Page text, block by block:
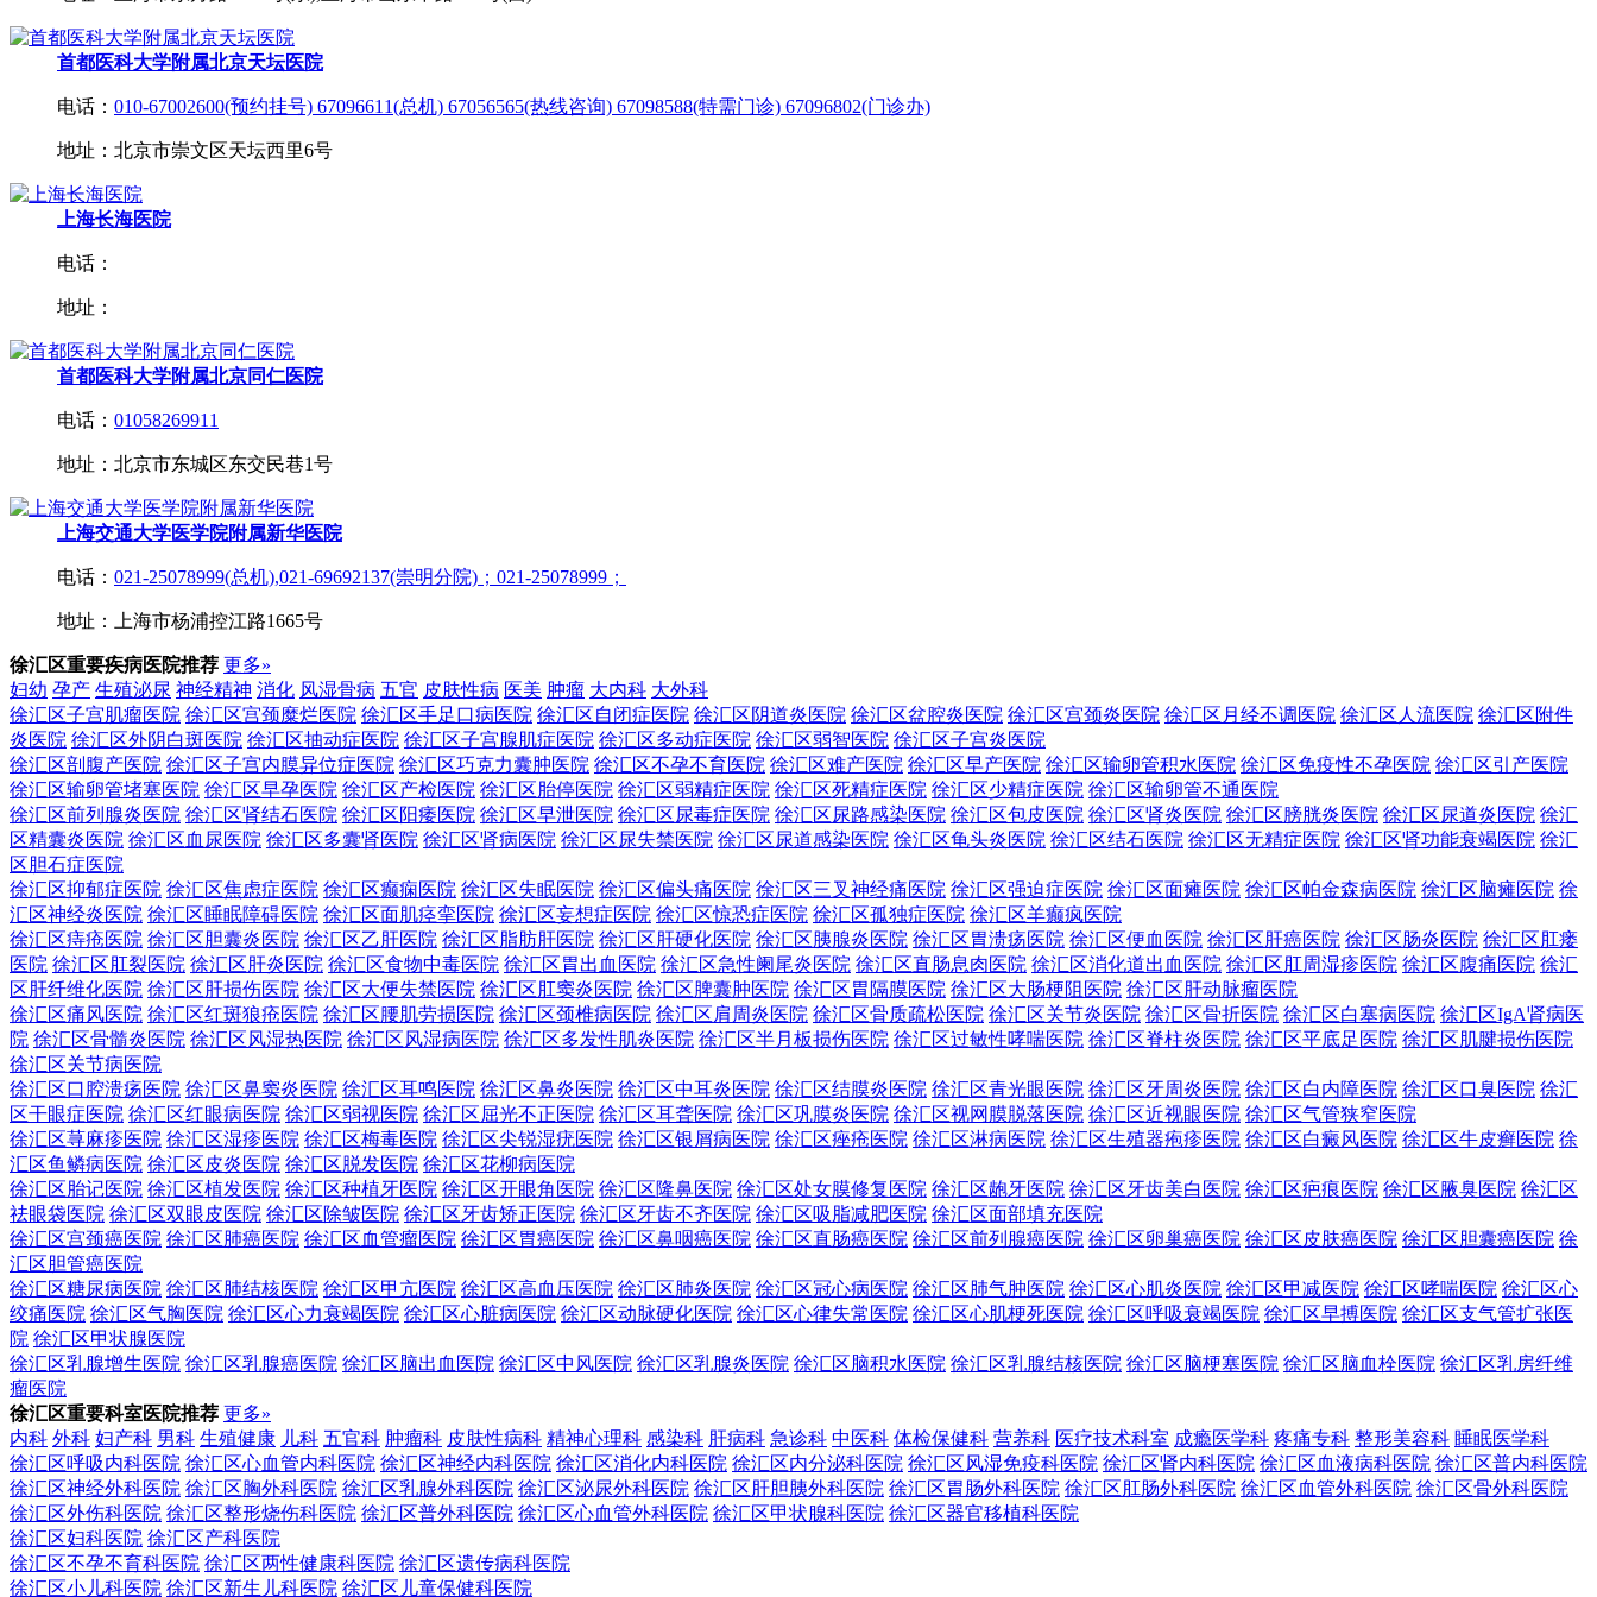
首都医科大学附属北京天坛医院
电话： 010-67002600(预约挂号) 67096611(总机) 67056565(热线咨询) 67098588(特需门诊) 67096802(门诊办)
地址：北京市崇文区天坛西里6号
上海长海医院
电话：
地址：
首都医科大学附属北京同仁医院
电话： 01058269911
地址：北京市东城区东交民巷1号
上海交通大学医学院附属新华医院
电话： 021-25078999(总机),021-69692137(崇明分院)；021-25078999；
地址：上海市杨浦控江路1665号
徐汇区重要疾病医院推荐 更多»
妇幼 孕产 生殖泌尿 神经精神 消化 风湿骨病 五官 皮肤性病 医美 肿瘤 大内科 大外科
徐汇区子宫肌瘤医院 徐汇区宫颈糜烂医院 徐汇区手足口病医院 徐汇区自闭症医院 徐汇区阴道炎医院 徐汇区盆腔炎医院 徐汇区宫颈炎医院 徐汇区月经不调医院 徐汇区人流医院 徐汇区附件
炎医院 徐汇区外阴白斑医院 徐汇区抽动症医院 徐汇区子宫腺肌症医院 徐汇区多动症医院 徐汇区弱智医院 徐汇区子宫炎医院
徐汇区剖腹产医院 徐汇区子宫内膜异位症医院 徐汇区巧克力囊肿医院 徐汇区不孕不育医院 徐汇区难产医院 徐汇区早产医院 徐汇区输卵管积水医院 徐汇区免疫性不孕医院 徐汇区引产医院
徐汇区输卵管堵塞医院 徐汇区早孕医院 徐汇区产检医院 徐汇区胎停医院 徐汇区弱精症医院 徐汇区死精症医院 徐汇区少精症医院 徐汇区输卵管不通医院
徐汇区前列腺炎医院 徐汇区肾结石医院 徐汇区阳痿医院 徐汇区早泄医院 徐汇区尿毒症医院 徐汇区尿路感染医院 徐汇区包皮医院 徐汇区肾炎医院 徐汇区膀胱炎医院 徐汇区尿道炎医院 徐汇
区精囊炎医院 徐汇区血尿医院 徐汇区多囊肾医院 徐汇区肾病医院 徐汇区尿失禁医院 徐汇区尿道感染医院 徐汇区龟头炎医院 徐汇区结石医院 徐汇区无精症医院 徐汇区肾功能衰竭医院 徐汇
区胆石症医院
徐汇区抑郁症医院 徐汇区焦虑症医院 徐汇区癫痫医院 徐汇区失眠医院 徐汇区偏头痛医院 徐汇区三叉神经痛医院 徐汇区强迫症医院 徐汇区面瘫医院 徐汇区帕金森病医院 徐汇区脑瘫医院 徐
汇区神经炎医院 徐汇区睡眠障碍医院 徐汇区面肌痉挛医院 徐汇区妄想症医院 徐汇区惊恐症医院 徐汇区孤独症医院 徐汇区羊癫疯医院
徐汇区痔疮医院 徐汇区胆囊炎医院 徐汇区乙肝医院 徐汇区脂肪肝医院 徐汇区肝硬化医院 徐汇区胰腺炎医院 徐汇区胃溃疡医院 徐汇区便血医院 徐汇区肝癌医院 徐汇区肠炎医院 徐汇区肛瘘
医院 徐汇区肛裂医院 徐汇区肝炎医院 徐汇区食物中毒医院 徐汇区胃出血医院 徐汇区急性阑尾炎医院 徐汇区直肠息肉医院 徐汇区消化道出血医院 徐汇区肛周湿疹医院 徐汇区腹痛医院 徐汇
区肝纤维化医院 徐汇区肝损伤医院 徐汇区大便失禁医院 徐汇区肛窦炎医院 徐汇区脾囊肿医院 徐汇区胃隔膜医院 徐汇区大肠梗阻医院 徐汇区肝动脉瘤医院
徐汇区痛风医院 徐汇区红斑狼疮医院 徐汇区腰肌劳损医院 徐汇区颈椎病医院 徐汇区肩周炎医院 徐汇区骨质疏松医院 徐汇区关节炎医院 徐汇区骨折医院 徐汇区白塞病医院 徐汇区IgA肾病医
院 徐汇区骨髓炎医院 徐汇区风湿热医院 徐汇区风湿病医院 徐汇区多发性肌炎医院 徐汇区半月板损伤医院 徐汇区过敏性哮喘医院 徐汇区脊柱炎医院 徐汇区平底足医院 徐汇区肌腱损伤医院
徐汇区关节病医院
徐汇区口腔溃疡医院 徐汇区鼻窦炎医院 徐汇区耳鸣医院 徐汇区鼻炎医院 徐汇区中耳炎医院 徐汇区结膜炎医院 徐汇区青光眼医院 徐汇区牙周炎医院 徐汇区白内障医院 徐汇区口臭医院 徐汇
区干眼症医院 徐汇区红眼病医院 徐汇区弱视医院 徐汇区屈光不正医院 徐汇区耳聋医院 徐汇区巩膜炎医院 徐汇区视网膜脱落医院 徐汇区近视眼医院 徐汇区气管狭窄医院
徐汇区荨麻疹医院 徐汇区湿疹医院 徐汇区梅毒医院 徐汇区尖锐湿疣医院 徐汇区银屑病医院 徐汇区痤疮医院 徐汇区淋病医院 徐汇区生殖器疱疹医院 徐汇区白癜风医院 徐汇区牛皮癣医院 徐
汇区鱼鳞病医院 徐汇区皮炎医院 徐汇区脱发医院 徐汇区花柳病医院
徐汇区胎记医院 徐汇区植发医院 徐汇区种植牙医院 徐汇区开眼角医院 徐汇区隆鼻医院 徐汇区处女膜修复医院 徐汇区龅牙医院 徐汇区牙齿美白医院 徐汇区疤痕医院 徐汇区腋臭医院 徐汇区
祛眼袋医院 徐汇区双眼皮医院 徐汇区除皱医院 徐汇区牙齿矫正医院 徐汇区牙齿不齐医院 徐汇区吸脂减肥医院 徐汇区面部填充医院
徐汇区宫颈癌医院 徐汇区肺癌医院 徐汇区血管瘤医院 徐汇区胃癌医院 徐汇区鼻咽癌医院 徐汇区直肠癌医院 徐汇区前列腺癌医院 徐汇区卵巢癌医院 徐汇区皮肤癌医院 徐汇区胆囊癌医院 徐
汇区胆管癌医院
徐汇区糖尿病医院 徐汇区肺结核医院 徐汇区甲亢医院 徐汇区高血压医院 徐汇区肺炎医院 徐汇区冠心病医院 徐汇区肺气肿医院 徐汇区心肌炎医院 徐汇区甲减医院 徐汇区哮喘医院 徐汇区心
绞痛医院 徐汇区气胸医院 徐汇区心力衰竭医院 徐汇区心脏病医院 徐汇区动脉硬化医院 徐汇区心律失常医院 徐汇区心肌梗死医院 徐汇区呼吸衰竭医院 徐汇区早搏医院 徐汇区支气管扩张医
院 徐汇区甲状腺医院
徐汇区乳腺增生医院 徐汇区乳腺癌医院 徐汇区脑出血医院 徐汇区中风医院 徐汇区乳腺炎医院 徐汇区脑积水医院 徐汇区乳腺结核医院 徐汇区脑梗塞医院 徐汇区脑血栓医院 徐汇区乳房纤维
瘤医院
徐汇区重要科室医院推荐 更多»
内科 外科 妇产科 男科 生殖健康 儿科 五官科 肿瘤科 皮肤性病科 精神心理科 感染科 肝病科 急诊科 中医科 体检保健科 营养科 医疗技术科室 成瘾医学科 疼痛专科 整形美容科 睡眠医学科
徐汇区呼吸内科医院 徐汇区心血管内科医院 徐汇区神经内科医院 徐汇区消化内科医院 徐汇区内分泌科医院 徐汇区风湿免疫科医院 徐汇区肾内科医院 徐汇区血液病科医院 徐汇区普内科医院
徐汇区神经外科医院 徐汇区胸外科医院 徐汇区乳腺外科医院 徐汇区泌尿外科医院 徐汇区肝胆胰外科医院 徐汇区胃肠外科医院 徐汇区肛肠外科医院 徐汇区血管外科医院 徐汇区骨外科医院
徐汇区外伤科医院 徐汇区整形烧伤科医院 徐汇区普外科医院 徐汇区心血管外科医院 徐汇区甲状腺科医院 徐汇区器官移植科医院
徐汇区妇科医院 徐汇区产科医院
徐汇区不孕不育科医院 徐汇区两性健康科医院 徐汇区遗传病科医院
徐汇区小儿科医院 徐汇区新生儿科医院 徐汇区儿童保健科医院